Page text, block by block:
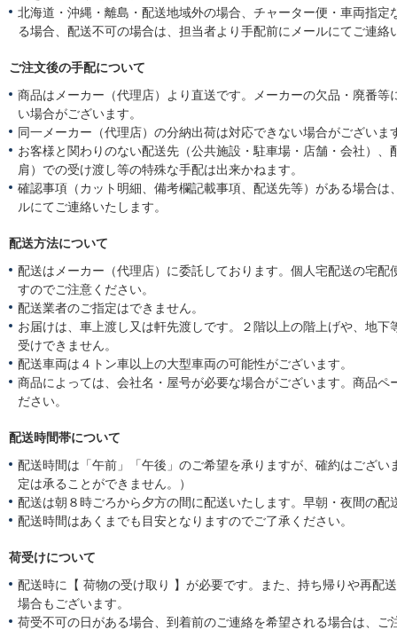
北海道・沖縄・離島・配送地域外の場合、チャーター便・車両指定
る場合、配送不可の場合は、担当者より手配前にメールにてご連絡
ご注文後の手配について
商品はメーカー（代理店）より直送です。メーカーの欠品・廃番等
い場合がございます。
同一メーカー（代理店）の分納出荷は対応できない場合がございま
お客様と関わりのない配送先（公共施設・駐車場・店舗・会社）、
肩）での受け渡し等の特殊な手配は出来かねます。
確認事項（カット明細、備考欄記載事項、配送先等）がある場合は
ルにてご連絡いたします。
配送方法について
配送はメーカー（代理店）に委託しております。個人宅配送の宅配
すのでご注意ください。
配送業者のご指定はできません。
お届けは、車上渡し又は軒先渡しです。２階以上の階上げや、地下
受けできません。
配送車両は４トン車以上の大型車両の可能性がございます。
商品によっては、会社名・屋号が必要な場合がございます。商品ペ
ださい。
配送時間帯について
配送時間は「午前」「午後」のご希望を承りますが、確約はござい
定は承ることができません。）
配送は朝８時ごろから夕方の間に配送いたします。早朝・夜間の配
配送時間はあくまでも目安となりますのでご了承ください。
荷受けについて
配送時に【 荷物の受け取り 】が必要です。また、持ち帰りや再配
場合もございます。
荷受不可の日がある場合、到着前のご連絡を希望される場合は、ご